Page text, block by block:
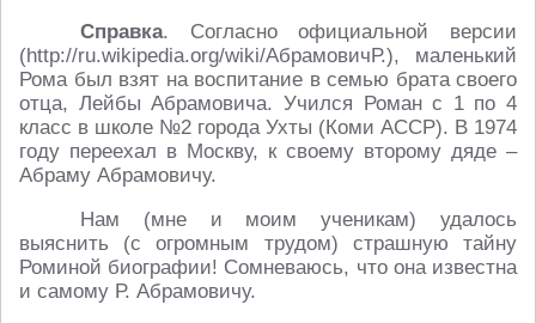
Справка. Согласно официальной версии
(http://ru.wikipedia.org/wiki/АбрамовичР.), маленький
Рома был взят на воспитание в семью брата своего
отца, Лейбы Абрамовича. Учился Роман с 1 по 4
класс в школе №2 города Ухты (Коми АССР). В 1974
году переехал в Москву, к своему второму дяде –
Абраму Абрамовичу.
Нам (мне и моим ученикам) удалось
выяснить (с огромным трудом) страшную тайну
Роминой биографии! Сомневаюсь, что она известна
и самому Р. Абрамовичу.